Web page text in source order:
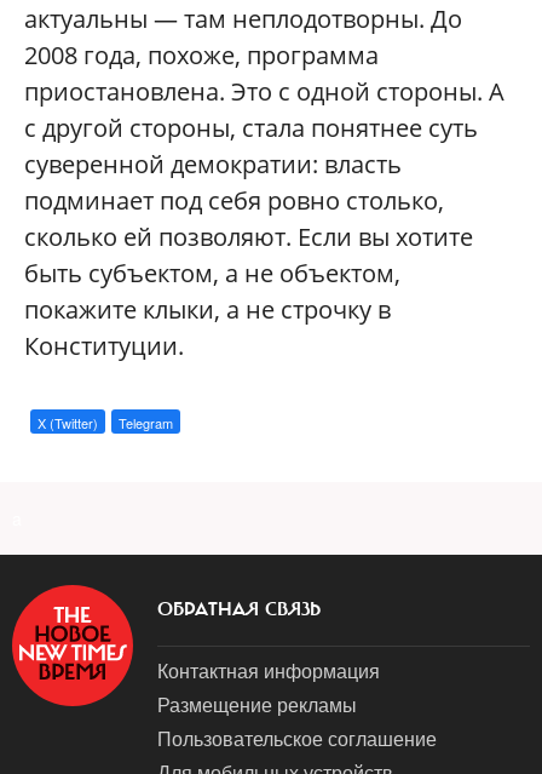
актуальны — там неплодотворны. До
2008 года, похоже, программа
приостановлена. Это с одной стороны. А
с другой стороны, стала понятнее суть
суверенной демократии: власть
подминает под себя ровно столько,
сколько ей позволяют. Если вы хотите
быть субъектом, а не объектом,
покажите клыки, а не строчку в
Конституции.
X (Twitter) Telegram
ОБРАТНАЯ СВЯЗЬ
Контактная информация
Размещение рекламы
Пользовательское соглашение